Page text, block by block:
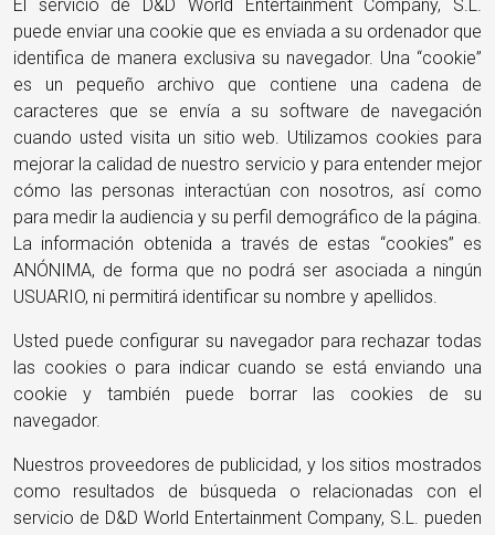
El servicio de D&D World Entertainment Company, S.L.
puede enviar una cookie que es enviada a su ordenador que
identifica de manera exclusiva su navegador. Una “cookie”
es un pequeño archivo que contiene una cadena de
caracteres que se envía a su software de navegación
cuando usted visita un sitio web. Utilizamos cookies para
mejorar la calidad de nuestro servicio y para entender mejor
cómo las personas interactúan con nosotros, así como
para medir la audiencia y su perfil demográfico de la página.
La información obtenida a través de estas “cookies” es
ANÓNIMA, de forma que no podrá ser asociada a ningún
USUARIO, ni permitirá identificar su nombre y apellidos.
Usted puede configurar su navegador para rechazar todas
las cookies o para indicar cuando se está enviando una
cookie y también puede borrar las cookies de su
navegador.
Nuestros proveedores de publicidad, y los sitios mostrados
como resultados de búsqueda o relacionadas con el
servicio de D&D World Entertainment Company, S.L. pueden